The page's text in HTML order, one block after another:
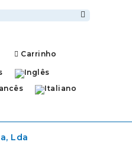
Carrinho